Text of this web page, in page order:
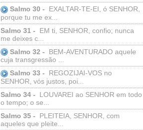
Salmo 30 -
EXALTAR-TE-EI, ó SENHOR,
porque tu me ex...
Salmo 31 -
EM ti, SENHOR, confio; nunca
me deixes c...
Salmo 32 -
BEM-AVENTURADO aquele
cuja transgressão ...
Salmo 33 -
REGOZIJAI-VOS no
SENHOR, vós justos, poi...
Salmo 34 -
LOUVAREI ao SENHOR em todo
o tempo; o se...
Salmo 35 -
PLEITEIA, SENHOR, com
aqueles que pleite...